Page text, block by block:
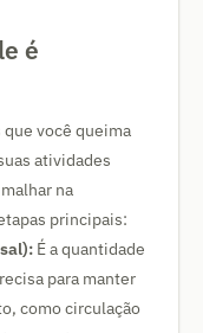
é
que você queima
atividades
na
principais:
É a quantidade
para manter
como circulação